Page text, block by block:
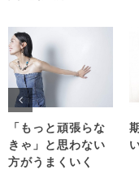
「もっと頑張らな
きゃ」と思わない
方がうまくいく